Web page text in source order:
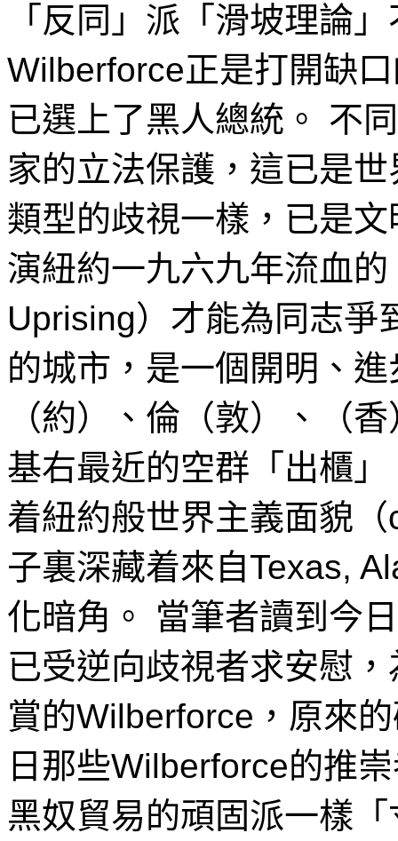
「反同」派「滑坡理論
Wilberforce正是打開缺
已選上了黑人總統。 不
家的立法保護，這已是
類型的歧視一樣，已是
演紐約一九六九年流血
Uprising）才能為同志爭
的城市，是一個開明、
（約）、倫（敦）、（
基右最近的空群「出櫃
着紐約般世界主義面貌
子裏深藏着來自Texas,
化暗角。 當筆者讀到今
已受逆向歧視者求安慰
賞的Wilberforce，原來
日那些Wilberforce的推
黑奴貿易的頑固派一樣